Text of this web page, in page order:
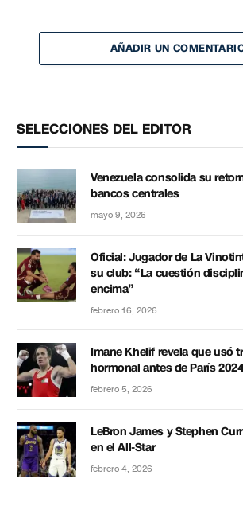
AÑADIR UN
SELECCIONES DEL EDITOR
Venezuela consolida su
bancos centrales
mayo 9, 2026
Oficial: Jugador de La
su club: “La cuestión
encima”
febrero 16, 2026
Imane Khelif revela que usó
hormonal antes de París
febrero 5, 2026
LeBron James y Stephen
en el All-Star
febrero 4, 2026